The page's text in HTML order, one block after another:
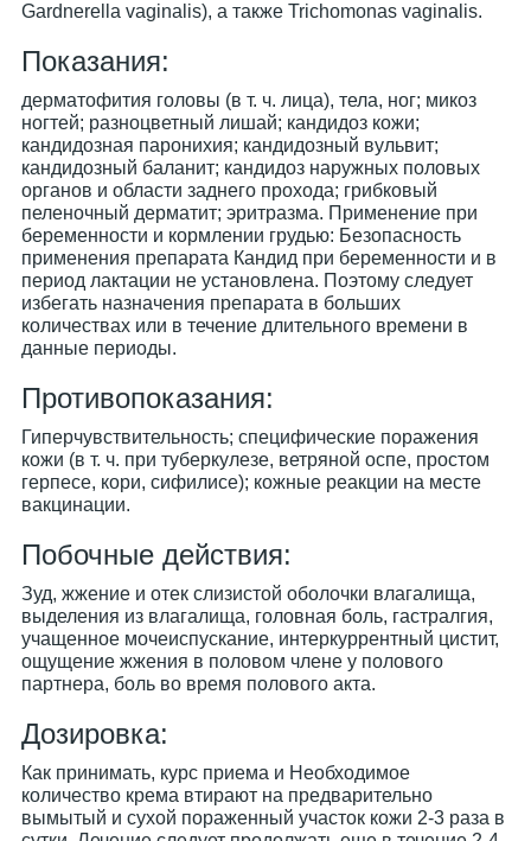
Gardnerella vaginalis), а также Trichomonas vaginalis.
Показания:
дерматофития головы (в т. ч. лица), тела, ног; микоз
ногтей; разноцветный лишай; кандидоз кожи;
кандидозная паронихия; кандидозный вульвит;
кандидозный баланит; кандидоз наружных половых
органов и области заднего прохода; грибковый
пеленочный дерматит; эритразма. Применение при
беременности и кормлении грудью: Безопасность
применения препарата Кандид при беременности и в
период лактации не установлена. Поэтому следует
избегать назначения препарата в больших
количествах или в течение длительного времени в
данные периоды.
Противопоказания:
Гиперчувствительность; специфические поражения
кожи (в т. ч. при туберкулезе, ветряной оспе, простом
герпесе, кори, сифилисе); кожные реакции на месте
вакцинации.
Побочные действия:
Зуд, жжение и отек слизистой оболочки влагалища,
выделения из влагалища, головная боль, гастралгия,
учащенное мочеиспускание, интеркуррентный цистит,
ощущение жжения в половом члене у полового
партнера, боль во время полового акта.
Дозировка:
Как принимать, курс приема и Необходимое
количество крема втирают на предварительно
вымытый и сухой пораженный участок кожи 2-3 раза в